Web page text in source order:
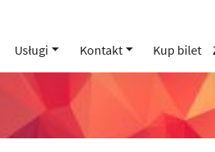
Usługi Kontakt Kup bilet